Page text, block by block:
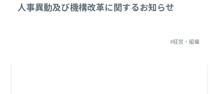
人事異動及び機構改革に関するお知らせ
#経営・組織